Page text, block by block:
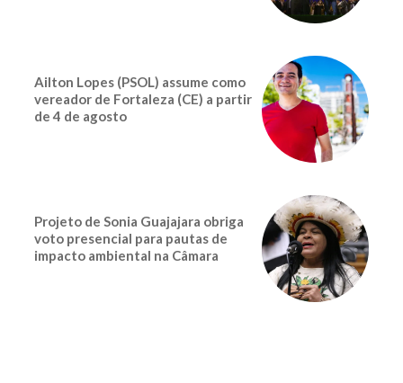
Ailton Lopes (PSOL) assume como
vereador de Fortaleza (CE) a partir
de 4 de agosto
Projeto de Sonia Guajajara obriga
voto presencial para pautas de
impacto ambiental na Câmara